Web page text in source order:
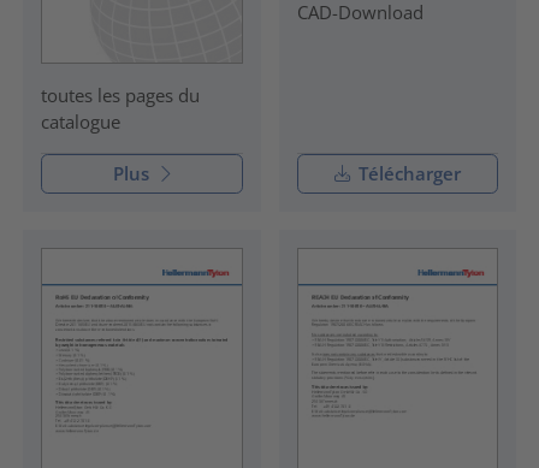
toutes les pages du
catalogue
Plus
CAD-Download
Télécharger